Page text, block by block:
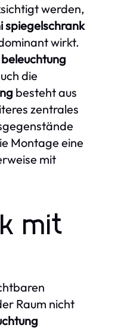
werden,
spiegelschrank
wirkt.
die
besteht aus
zentrales
Montage eine
mit
mit
Raum nicht